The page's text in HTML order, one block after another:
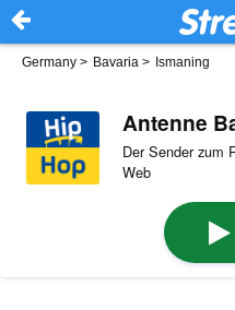
Germany > Bavaria > Ismaning
Antenne
Der Sender zum
Web